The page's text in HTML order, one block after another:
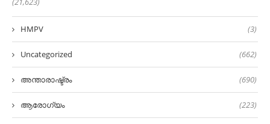
HMPV (3)
Uncategorized (662)
അന്താരാഷ്ട്രം (690)
ആരോഗ്യം (223)